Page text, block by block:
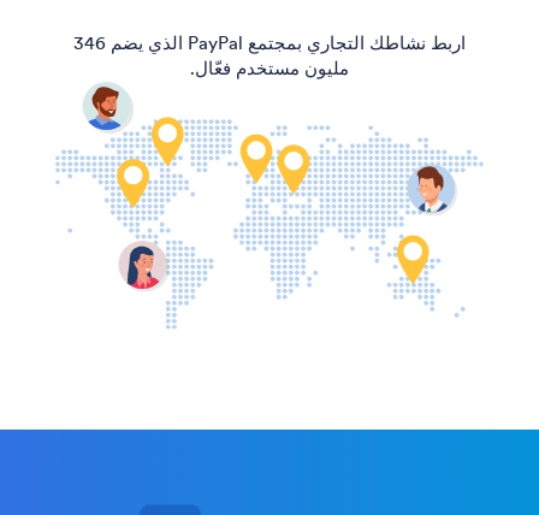
اربط نشاطك التجاري بمجتمع PayPal الذي يضم 346
مليون مستخدم فعّال.